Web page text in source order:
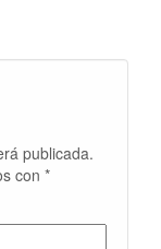
publicada.
con *